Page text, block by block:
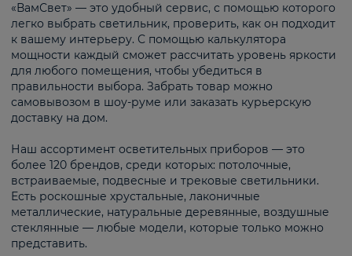
«ВамСвет» — это удобный сервис, с помощью которого
легко выбрать светильник, проверить, как он подходит
к вашему интерьеру. С помощью калькулятора
мощности каждый сможет рассчитать уровень яркости
для любого помещения, чтобы убедиться в
правильности выбора. Забрать товар можно
самовывозом в шоу-руме или заказать курьерскую
доставку на дом.
Наш ассортимент осветительных приборов — это
более 120 брендов, среди которых: потолочные,
встраиваемые, подвесные и трековые светильники.
Есть роскошные хрустальные, лаконичные
металлические, натуральные деревянные, воздушные
стеклянные — любые модели, которые только можно
представить.